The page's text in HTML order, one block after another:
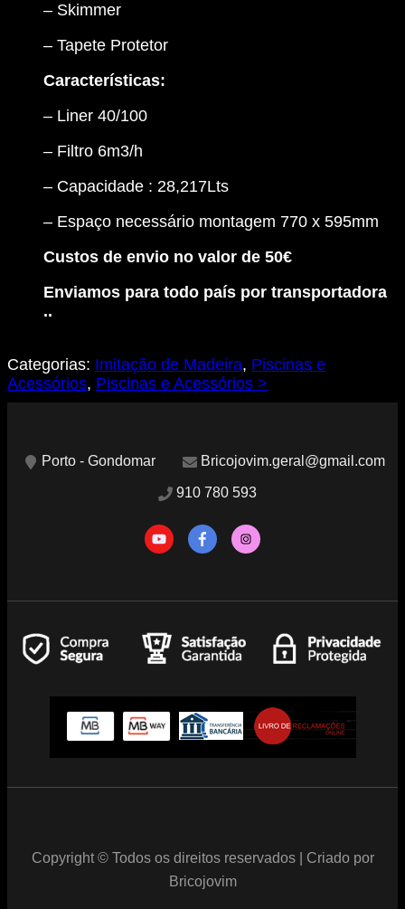
Tapete– Skimmer
– Tapete Protetor
Características:
– Liner 40/100
– Filtro 6m3/h
– Capacidade : 28,217Lts
– Espaço necessário montagem 770 x 595mm
Custos de envio no valor de 50€
Enviamos para todo país por transportadora
..
Categorias: Imitação de Madeira, Piscinas e
Acessórios, Piscinas e Acessórios >
Porto - Gondomar Bricojovim.geral@gmail.com
910 780 593
Copyright © Todos os direitos reservados | Criado por
Bricojovim